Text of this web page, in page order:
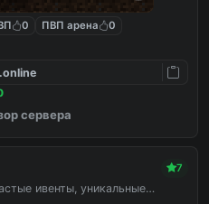
0 ПВП арена
0
сервера
7
ивенты, уникальные